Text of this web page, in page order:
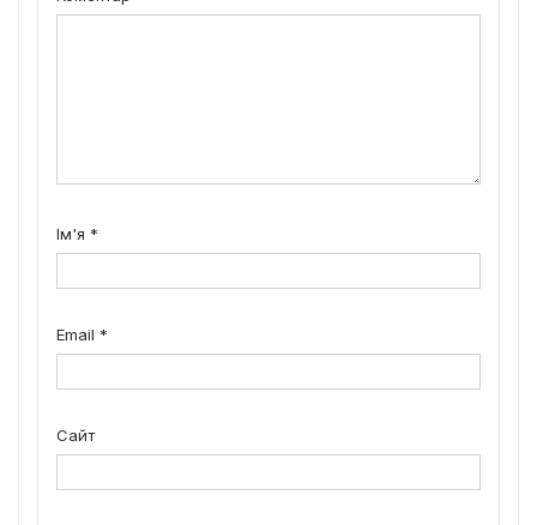
Ім'я *
Email *
Сайт